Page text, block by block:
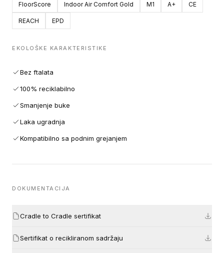
FloorScore Indoor Air Comfort Gold M1 A+ CE
REACH EPD
EKOLOŠKE KARAKTERISTIKE
Bez ftalata
100% reciklabilno
Smanjenje buke
Laka ugradnja
Kompatibilno sa podnim grejanjem
DOKUMENTACIJA
Cradle to Cradle sertifikat
Sertifikat o recikliranom sadržaju